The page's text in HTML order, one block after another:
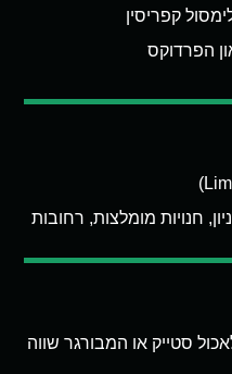
קפריסין
הפרדוקס
חנויות מומלצות, רחובות
סטייק או המבורגר שווה